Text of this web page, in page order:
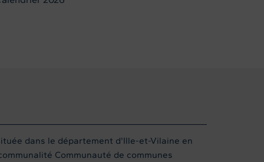
dans le département d'Ille-et-Vilaine en
Communauté de communes